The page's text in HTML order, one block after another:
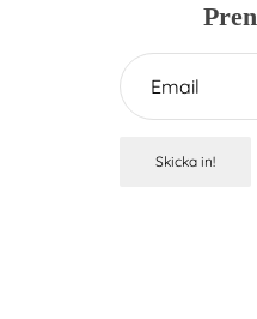
Skicka in!